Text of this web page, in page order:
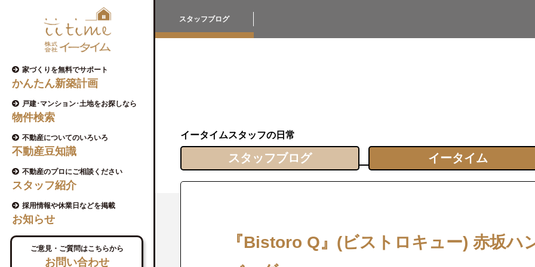
家づくりを無料でサポート
かんたん新築計画
戸建･マンション･土地をお探しなら
物件検索
不動産についてのいろいろ
不動産豆知識
不動産のプロにご相談ください
スタッフ紹介
採用情報や休業日などを掲載
お知らせ
ご意見・ご質問はこちらから
お問い合わせ
スタッフブログ
イータイムスタッフの日常
スタッフブログ イータイム
『Bistoro Q』(ビストロキュー) 赤坂ハ